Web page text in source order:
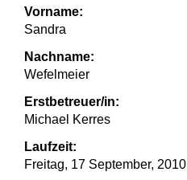
Vorname:
Sandra
Nachname:
Wefelmeier
Erstbetreuer/in:
Michael Kerres
Laufzeit:
Freitag, 17 September, 2010